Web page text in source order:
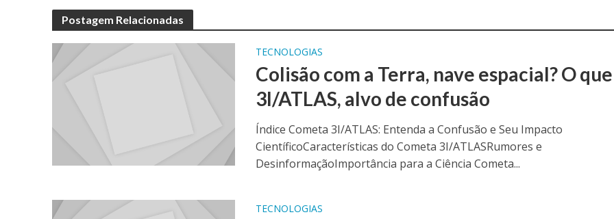
Postagem Relacionadas
TECNOLOGIAS
Colisão com a Terra, nave espacial? O
3I/ATLAS, alvo de confusão
Índice Cometa 3I/ATLAS: Entenda a Confusão e Seu Impacto
CientíficoCaracterísticas do Cometa 3I/ATLASRumores e
DesinformaçãoImportância para a Ciência Cometa...
TECNOLOGIAS